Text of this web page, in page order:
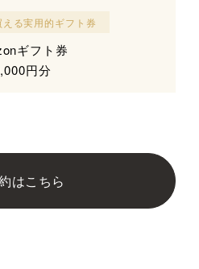
る実用的ギフト券
ギフト券
円分
はこちら